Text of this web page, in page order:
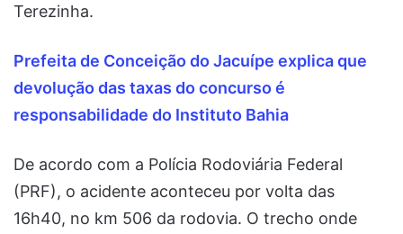
Terezinha.
Prefeita de Conceição do Jacuípe explica que
devolução das taxas do concurso é
responsabilidade do Instituto Bahia
De acordo com a Polícia Rodoviária Federal
(PRF), o acidente aconteceu por volta das
16h40, no km 506 da rodovia. O trecho onde